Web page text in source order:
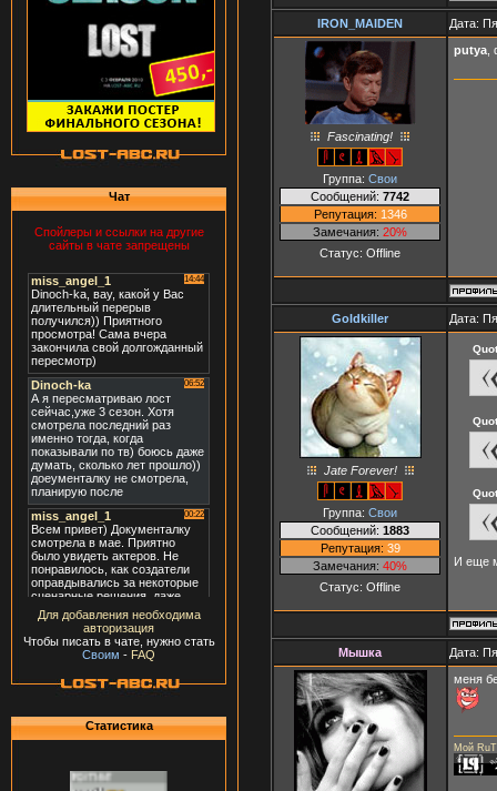
Чат
Спойлеры и ссылки на другие
сайты в чате запрещены
Для добавления необходима
авторизация
Чтобы писать в чате, нужно стать
Своим - FAQ
Статистика
IRON_MAIDEN Дата:
Fascinating!
Группа: Свои
Сообщений: 7742
Репутация: 1346
Замечания: 20%
Статус: Offline
putya
Goldkiller Дата:
Jate Forever!
Группа: Свои
Сообщений: 1883
Репутация: 39
Замечания: 40%
Статус: Offline
И еще
Мышка Дата:
меня
Мой